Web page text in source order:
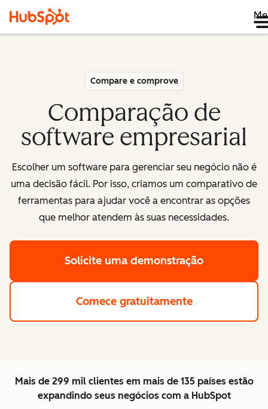
Compare e comprove
Comparação de
software empresarial
Escolher um software para gerenciar seu negócio não é
uma decisão fácil. Por isso, criamos um comparativo de
ferramentas para ajudar você a encontrar as opções
que melhor atendem às suas necessidades.
Solicite uma demonstração
Comece gratuitamente
Mais de 299 mil clientes em mais de 135 países estão
expandindo seus negócios com a HubSpot